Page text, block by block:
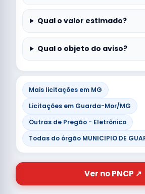
Qual o valor estimado?
Qual o objeto do aviso?
Mais licitações em MG
Licitações em Guarda-Mor/MG
Outras de Pregão - Eletrônico
Todas do órgão MUNICIPIO DE
Ver no PNCP ↗